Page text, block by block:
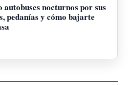
autobuses nocturnos por sus
pedanías y cómo bajarte